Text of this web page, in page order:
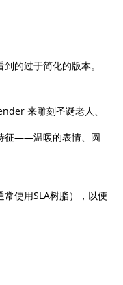
的过于简化的版本。
来雕刻圣诞老人、
征——温暖的表情、圆
使用SLA树脂），以便